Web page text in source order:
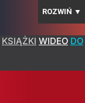
ROZWIŃ ▼
KSIĄŻKI WIDEO DO